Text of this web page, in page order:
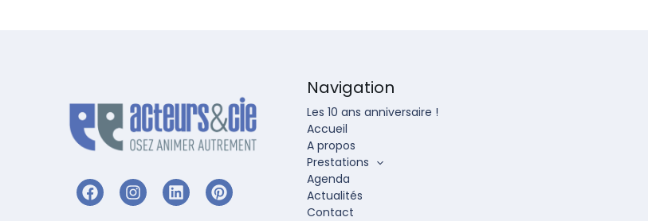
Navigation
Les 10 ans anniversaire !
Accueil
A propos
Prestations
Agenda
Actualités
Contact